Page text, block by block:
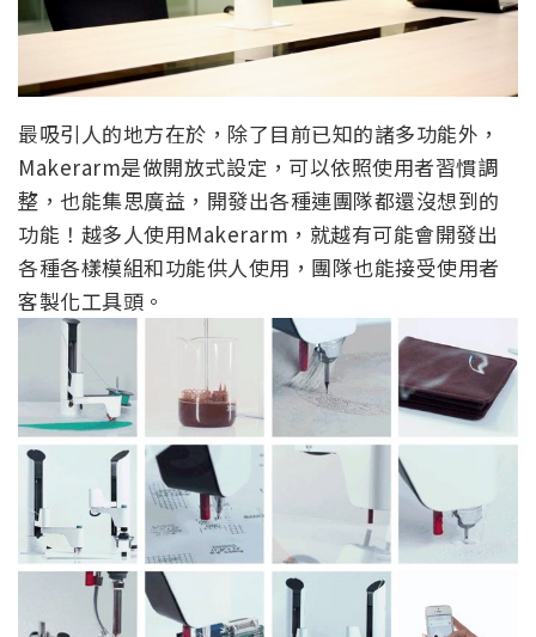
最吸引人的地方在於，除了目前已知的諸多功能外，
Makerarm是做開放式設定，可以依照使用者習慣調
整，也能集思廣益，開發出各種連團隊都還沒想到的
功能！越多人使用Makerarm，就越有可能會開發出
各種各樣模組和功能供人使用，團隊也能接受使用者
客製化工具頭。